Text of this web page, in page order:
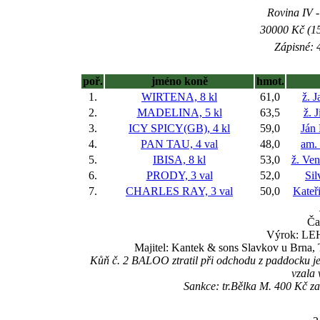
Rovina IV
30000 Kč
Zápisné:
poř. jméno koně
hmot.
1.
WIRTENA, 8 kl 61,0
ž.
2.
MADELINA, 5 kl 63,5
ž.
3.
ICY SPICY(GB), 4 kl 59,0
Ján
4.
PAN TAU, 4 val 48,0
5.
IBISA, 8 kl 53,0
ž.
6.
PRODY, 3 val 52,0
7.
CHARLES RAY, 3 val 50,0
Výrok:
Majitel: Kantek & sons Slavkov u
Kůň č. 2 BALOO ztratil při odchodu z paddocku
vzala
Sankce: tr.Bělka M. 400 Kč